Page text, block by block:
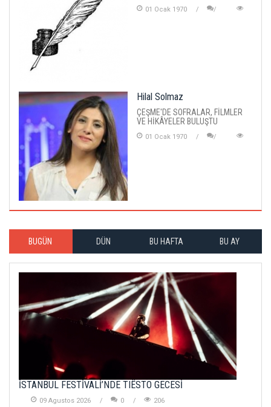
01 Ocak 1970
Hilal Solmaz
ÇEŞME'DE SOFRALAR, FİLMLER
VE HİKÂYELER BULUŞTU
01 Ocak 1970
BUGÜN DÜN BU HAFTA BU AY
İSTANBUL FESTİVALİ’NDE TIËSTO GECESİ
09 Agustos 2026 0 206